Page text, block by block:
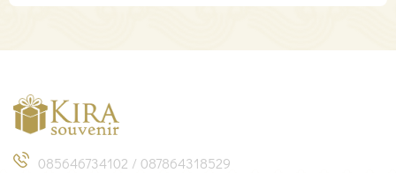
085646734102 / 087864318529